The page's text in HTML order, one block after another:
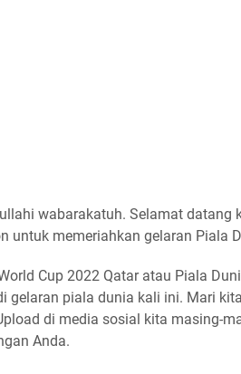
wabarakatuh. Selamat datang
untuk memeriahkan gelaran Piala
Cup 2022 Qatar atau Piala
gelaran piala dunia kali ini. Mari
di media sosial kita masing-
Anda.